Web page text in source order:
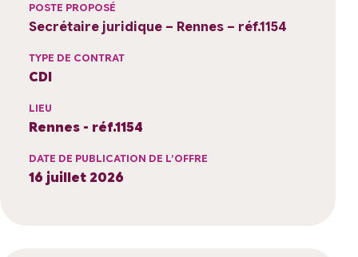
POSTE PROPOSÉ
Secrétaire juridique – Rennes – réf.1154
TYPE DE CONTRAT
CDI
LIEU
Rennes - réf.1154
DATE DE PUBLICATION DE L’OFFRE
16 juillet 2026